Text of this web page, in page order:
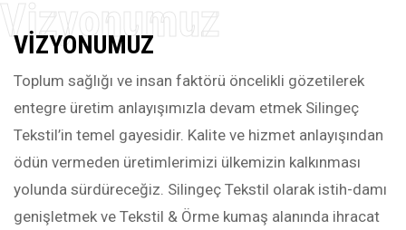
VİZYONUMUZ
Toplum sağlığı ve insan faktörü öncelikli gözetilerek
entegre üretim anlayışımızla devam etmek Silingeç
Tekstil’in temel gayesidir. Kalite ve hizmet anlayışından
ödün vermeden üretimlerimizi ülkemizin kalkınması
yolunda sürdüreceğiz. Silingeç Tekstil olarak istih-damı
genişletmek ve Tekstil & Örme kumaş alanında ihracat